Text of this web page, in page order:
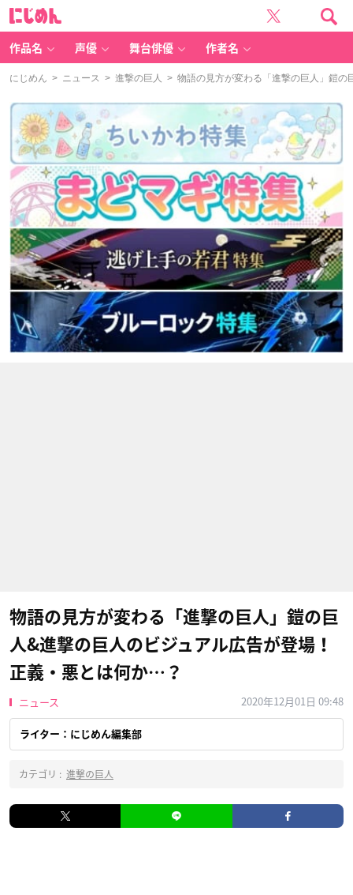
作品名 声優 舞台俳優 作者名
にじめん > ニュース > 進撃の巨人 > 物語の見方が変わる「進撃の巨人」鎧
物語の見方が変わる「進撃の巨人」鎧の巨
人&進撃の巨人のビジュアル広告が登場！
正義・悪とは何か…？
ニュース 2020年12月01日 09:48
ライター：にじめん編集部
カテゴリ : 進撃の巨人